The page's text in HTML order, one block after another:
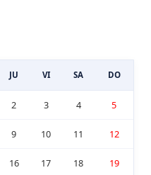
JU VI SA DO
2 3 4 5
9 10 11 12
16 17 18 19